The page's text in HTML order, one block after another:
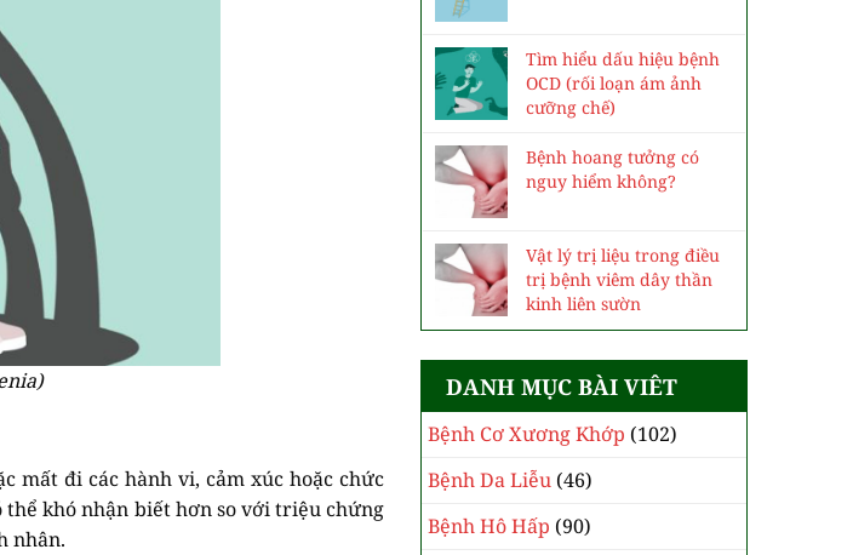
mất đi các hành vi, cảm xúc hoặc chức
khó nhận biết hơn so với triệu chứng
nhân.
Tìm hiểu dấu hiệu bệnh
OCD (rối loạn ám ảnh
cưỡng chế)
Bệnh hoang tưởng có
nguy hiểm không?
Vật lý trị liệu trong điều
trị bệnh viêm dây thần
kinh liên sườn
DANH MỤC BÀI VIÊT
Bệnh Cơ Xương Khớp (102)
Bệnh Da Liễu (46)
Bệnh Hô Hấp (90)